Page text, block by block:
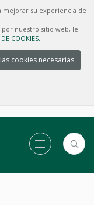
mejorar su experiencia de
nuestro sitio web, le
COOKIES.
cookies necesarias